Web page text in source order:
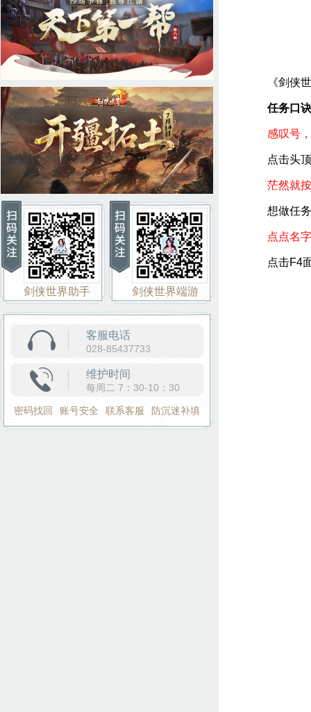
剑侠世界助手 剑侠世界端游
客服电话
028-85437733
维护时间
每周二 7：30-10：30
密码找回 账号安全 联系客服 防沉迷补填
《剑侠世
任务口
感叹号，
点击头顶
茫然就
想做任务
点点名
点击F4面